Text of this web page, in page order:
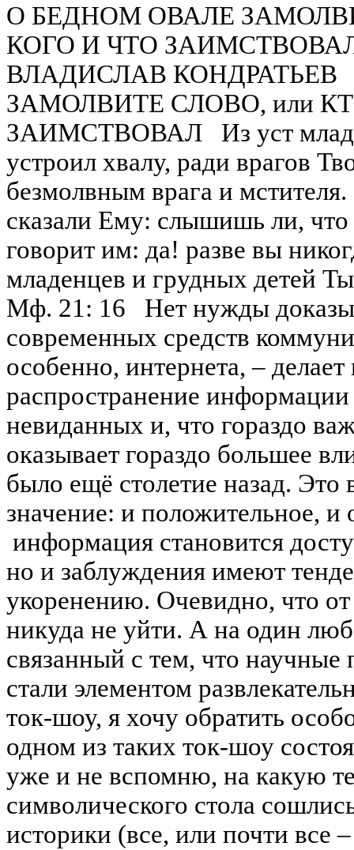
О БЕДНОМ ОВАЛЕ
КОГО И ЧТО
ВЛАДИСЛАВ
ЗАМОЛВИТЕ СЛОВО, или
ЗАИМСТВОВАЛ Из уст
устроил хвалу, ради врагов
безмолвным врага и
сказали Ему: слышишь ли,
говорит им: да! разве вы
младенцев и грудных
Мф. 21: 16 Нет нужды
современных средств
особенно, интернета, –
распространение
невиданных и, что гораздо
оказывает гораздо большее
было ещё столетие назад. Это
значение: и положительное, и
информация становится
но и заблуждения имеют
укоренению. Очевидно, что
никуда не уйти. А на один
связанный с тем, что
стали элементом
ток-шоу, я хочу обратить
одном из таких ток-шоу
уже и не вспомню, на какую
символического стола
историки (все, или почти все